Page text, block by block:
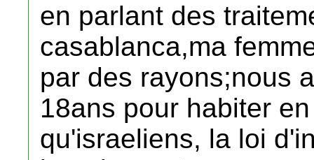
en parlant des
casablanca,ma
par des rayons;nous
18ans pour habiter
qu'israeliens, la loi